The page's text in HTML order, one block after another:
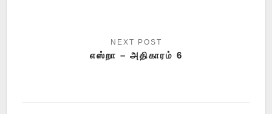
எஸ்றா – அதிகாரம் 6